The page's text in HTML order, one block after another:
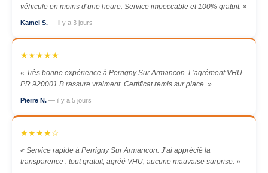
véhicule en moins d’une heure. Service impeccable et 100% gratuit. »
Kamel S. — il y a 3 jours
★★★★★
« Très bonne expérience à Perrigny Sur Armancon. L’agrément VHU
PR 920001 B rassure vraiment. Certificat remis sur place. »
Pierre N. — il y a 5 jours
★★★★☆
« Service rapide à Perrigny Sur Armancon. J’ai apprécié la
transparence : tout gratuit, agréé VHU, aucune mauvaise surprise. »